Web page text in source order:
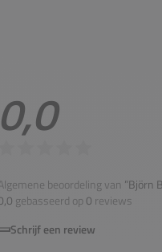
0,0
beoordeling van ”Björn
gebasseerd op 0 reviews
Schrijf een review